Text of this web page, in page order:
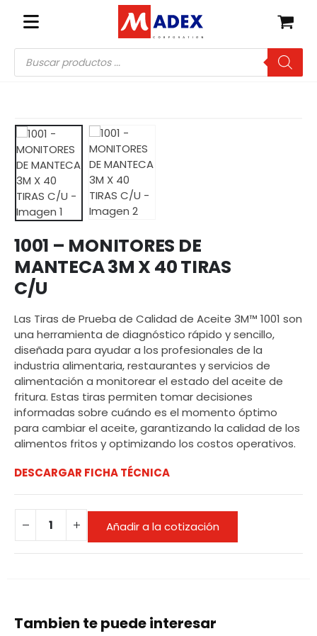
Búsqueda
de
productos
1001 – MONITORES DE
MANTECA 3M X 40 TIRAS
C/U
Las Tiras de Prueba de Calidad de Aceite 3M™ 1001 son
una herramienta de diagnóstico rápido y sencillo,
diseñada para ayudar a los profesionales de la
industria alimentaria, restaurantes y servicios de
alimentación a monitorear el estado del aceite de
fritura. Estas tiras permiten tomar decisiones
informadas sobre cuándo es el momento óptimo
para cambiar el aceite, garantizando la calidad de los
alimentos fritos y optimizando los costos operativos.
DESCARGAR FICHA TÉCNICA
Añadir a la cotización
Tambien te puede interesar